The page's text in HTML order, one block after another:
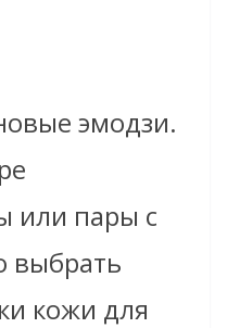
эмодзи.
или пары с
выбрать
кожи для